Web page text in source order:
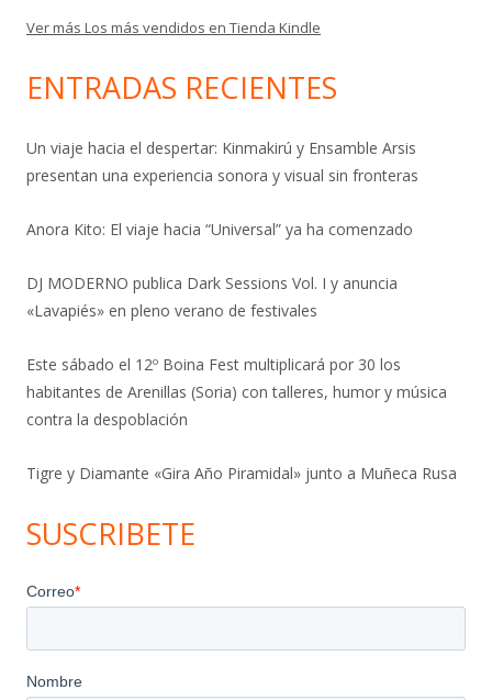
Ver más Los más vendidos en Tienda Kindle
ENTRADAS RECIENTES
Un viaje hacia el despertar: Kinmakirú y Ensamble Arsis
presentan una experiencia sonora y visual sin fronteras
Anora Kito: El viaje hacia “Universal” ya ha comenzado
DJ MODERNO publica Dark Sessions Vol. I y anuncia
«Lavapiés» en pleno verano de festivales
Este sábado el 12º Boina Fest multiplicará por 30 los
habitantes de Arenillas (Soria) con talleres, humor y música
contra la despoblación
Tigre y Diamante «Gira Año Piramidal» junto a Muñeca Rusa
SUSCRIBETE